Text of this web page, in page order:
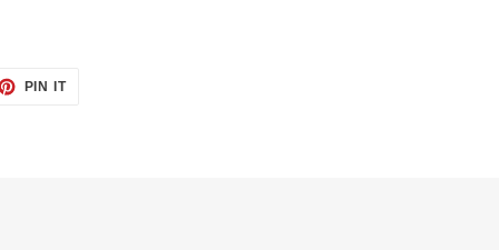
PIN ITPIN